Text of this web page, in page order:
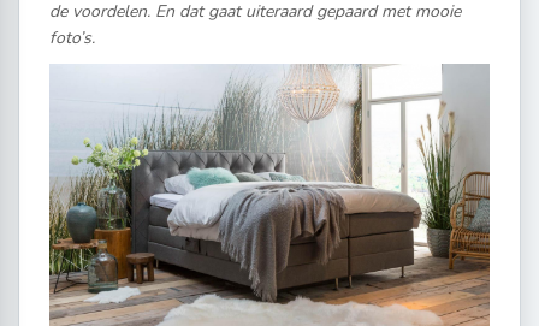
de voordelen. En dat gaat uiteraard gepaard met mooie
foto’s.